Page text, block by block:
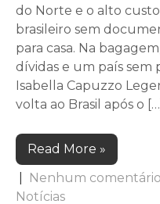
do Norte e o alto
brasileiro sem
para casa. Na
dívidas e um país sem
Isabella Capuzzo
volta ao Brasil após o
Read More »
Nenhum comentário
Notícias